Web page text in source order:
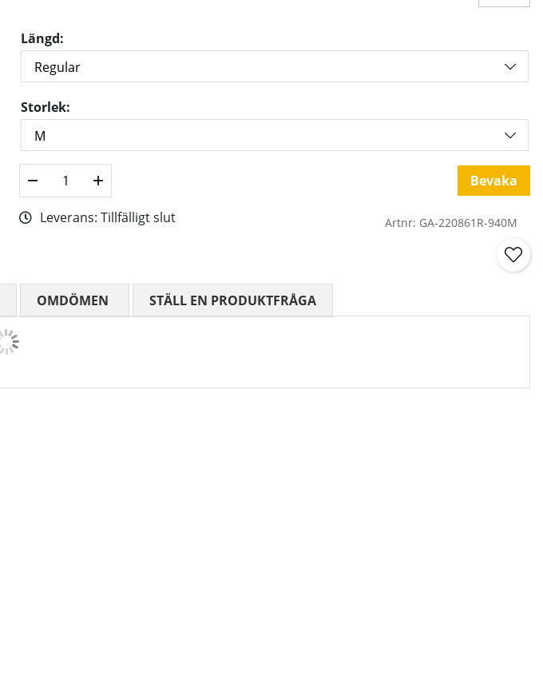
Längd:
Storlek:
Bevaka
Leverans: Tillfälligt slut Artnr: GA-220861R-940M
OMDÖMEN MEDELBETYG 0 AV 5 ANTAL BETYG 0
STÄLL EN PRODUKTFRÅGA